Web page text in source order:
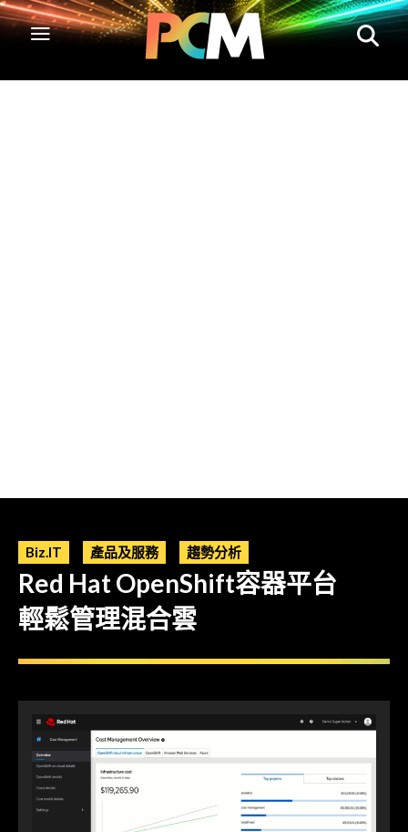
Biz.IT 產品及服務 趨勢分析
Red Hat OpenShift容器平台
輕鬆管理混合雲